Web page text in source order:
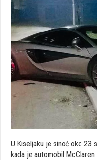
U Kiseljaku je sinoć oko 23
kada je automobil